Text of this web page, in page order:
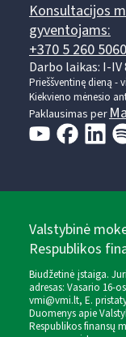
Konsultacijos
gyventojams:
+370 5 260 5060
Darbo laikas: I-IV
Prieššventinę dieną -
Kiekvieno mėnesio
Paklausimas per
Valstybinė
Respublikos
Biudžetinė įstaiga.
adresas: Vasario 16-
vmi@vmi.lt, E.
Duomenys apie
Respublikos finansų